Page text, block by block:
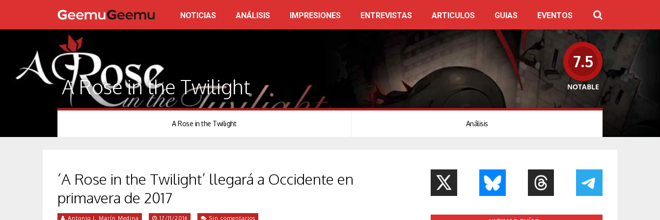
NOTICIAS ANÁLISIS IMPRESIONES ENTREVISTAS ARTICULOS GUIAS EVENTOS
A Rose in the Twilight
7.5
NOTABLE
A Rose in the Twilight Análisis
‘A Rose in the Twilight’ llegará a Occidente en
primavera de 2017
Antonio J. Marín Medina 17/11/2016 Sin comentarios